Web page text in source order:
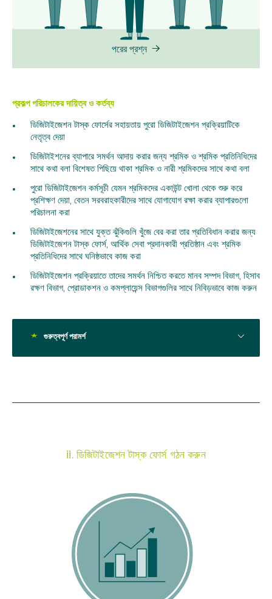
পরের প্রশ্ন
প্রকল্প পরিচালকের দায়িত্ব ও কর্তব্য
ডিজিটাইজেশন টাস্ক ফোর্সের সহায়তায় পুরো ডিজিটাইজেশন প্রক্রিয়াটিকে
নেতৃত্ব দেয়া
ডিজিটাইশনের ব্যাপারে সমর্থন আদায় করার জন্য শ্রমিক ও শ্রমিক প্রতিনিধিদের
সাথে কথা বলা বিশেষত পিছিয়ে থাকা শ্রমিক ও নারী শ্রমিকদের সাথে কথা বলা
পুরো ডিজিটাইজেশন কর্মসূচী যেমন শ্রমিকদের একাউন্ট খোলা থেকে শুরু করে
প্রশিক্ষণ দেয়া, বেতন সরবরাহকারীদের সাথে যোগাযোগ রক্ষা করার ব্যাপারগুলো
পরিচালনা করা
ডিজিটাইজেশনের সাথে যুক্ত ঝুঁকিগুলি খুঁজে বের করা তার প্রতিবিধান করার জন্য
ডিজিটাইজেশন টাস্ক ফোর্স, আর্থিক সেবা প্রদানকারী প্রতিষ্ঠান এবং শ্রমিক
প্রতিনিধিদের সাথে ঘনিষ্ঠভাবে কাজ করা
ডিজিটাইজেশন প্রক্রিয়াতে তাদের সমর্থন নিশ্চিত করতে মানব সম্পদ বিভাগ, হিসাব
রক্ষণ বিভাগ, প্রোডাকশন ও কমপ্লায়েন্স বিভাগগুলির সাথে নিবিড়ভাবে কাজ করুন
গুরুত্বপূর্ণ পরামর্শ
ii. ডিজিটাইজেশন টাস্ক ফোর্স গঠন করুন